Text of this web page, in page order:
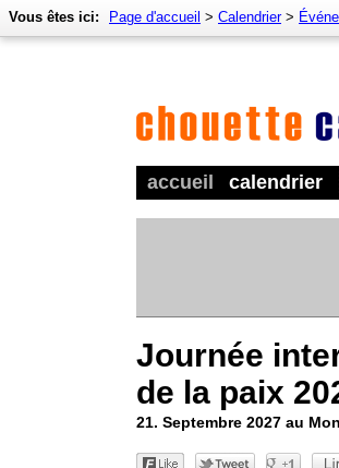
accueil calendrier
Vous êtes ici: Page d'accueil > Calendrier>
Journée
de la paix
21. Septembre 2027 au